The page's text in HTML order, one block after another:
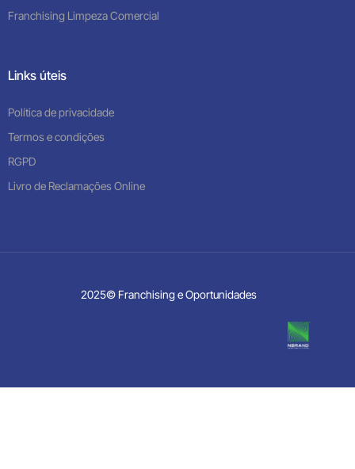
Franchising Limpeza Comercial
Links úteis
Política de privacidade
Termos e condições
RGPD
Livro de Reclamações Online
2025© Franchising e Oportunidades